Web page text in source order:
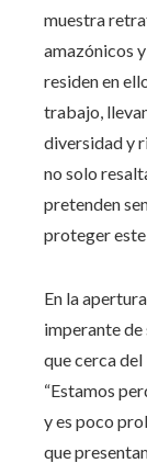
muestra
amazónicos
residen en
trabajo,
diversidad y
no solo
pretenden
proteger
En la
imperante
que cerca del
“Estamos
y es poco
que